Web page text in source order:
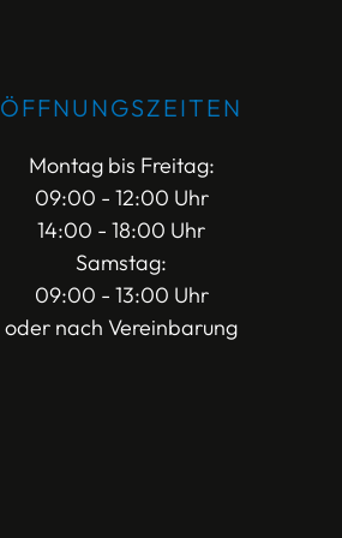
ÖFFNUNGSZEITEN
Montag bis Freitag:
09:00 - 12:00 Uhr
14:00 - 18:00 Uhr
Samstag:
09:00 - 13:00 Uhr
oder nach Vereinbarung